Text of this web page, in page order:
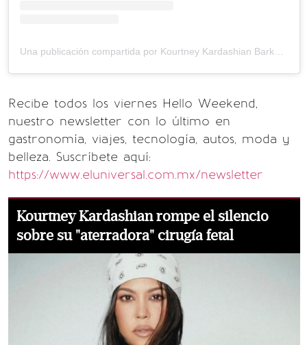
Recibe todos los viernes Hello Weekend,
nuestro newsletter con lo último en
gastronomía, viajes, tecnología, autos, moda y
belleza. Suscríbete aquí:
https://www.eluniversal.com.mx/newsletter
Kourtney Kardashian rompe el silencio
sobre su "aterradora" cirugía fetal